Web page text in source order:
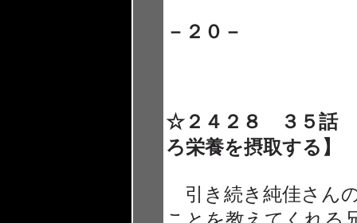
－２０－
☆２４２８ ３５話
ろ栄養を摂取する】
引き続き純佳さん